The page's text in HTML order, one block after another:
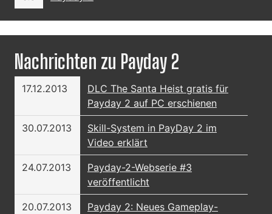
Nachrichten zu Payday 2
17.12.2013
DLC The Santa Heist gratis für
Payday 2 auf PC erschienen
30.07.2013
Skill-System in PayDay 2 im
Video erklärt
24.07.2013
Payday-2-Webserie #3
veröffentlicht
20.07.2013
Payday 2: Neues Gameplay-